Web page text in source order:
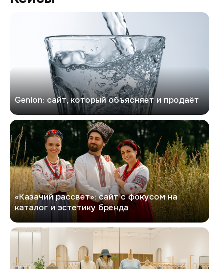
Genion: сайт, который объясняет и продаёт
Казачий рассвет
«Казачий рассвет»: сайт с фокусом на
каталог и эстетику бренда
Софита